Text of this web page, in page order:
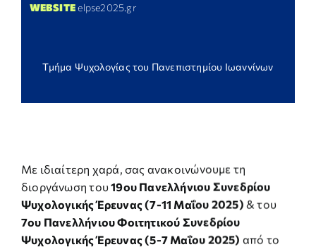
WEBSITEelpse2025.gr
Τμήμα Ψυχολογίας του Πανεπιστημίου Ιωαννίνων
Με ιδιαίτερη χαρά, σας ανακοινώνουμε τη
διοργάνωση του19ου Πανελλήνιου Συνεδρίου
Ψυχολογικής Έρευνας (7-11 Μαΐου 2025) & του
7ου Πανελλήνιου Φοιτητικού Συνεδρίου
Ψυχολογικής Έρευνας (5-7 Μαΐου 2025) από το